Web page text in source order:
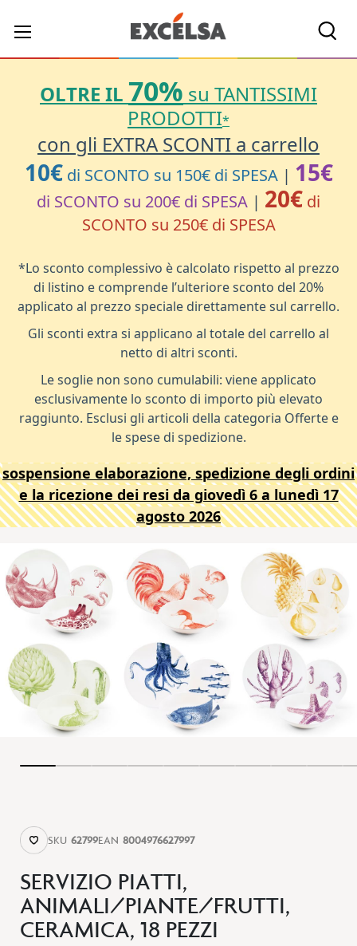
OLTRE IL 70% su TANTISSIMI
PRODOTTI*
con gli EXTRA SCONTI a carrello
10€ di SCONTO su 150€ di SPESA| 15€
di SCONTO su 200€ di SPESA | 20€ di
SCONTO su 250€ di SPESA
*Lo sconto complessivo è calcolato rispetto al prezzo
di listino e comprende l’ulteriore sconto del 20%
applicato al prezzo speciale direttamente sul carrello.
Gli sconti extra si applicano al totale del carrello al
netto di altri sconti.
Le soglie non sono cumulabili: viene applicato
esclusivamente lo sconto di importo più elevato
raggiunto. Esclusi gli articoli della categoria Offerte e
le spese di spedizione.
sospensione elaborazione, spedizione degli ordini
e la ricezione dei resi da giovedì 6 a lunedì 17
agosto 2026
SERVIZIO PIATTI,
ANIMALI/PIANTE/FRUTTI,
CERAMICA, 18 PEZZI
SKU 62799EAN 8004976627997